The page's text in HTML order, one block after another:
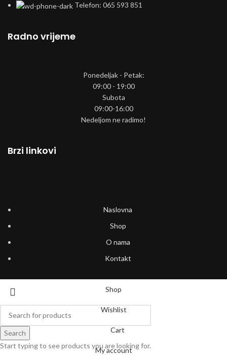
Telefon: 065 593 851
Radno vrijeme
Ponedeljak - Petak:
09:00 - 19:00
Subota
09:00-16:00
Nedeljom ne radimo!
Brzi linkovi
Naslovna
Shop
O nama
Kontakt
Search
Start typing to see products you are looking for.
Shop
Wishlist
Cart
My account